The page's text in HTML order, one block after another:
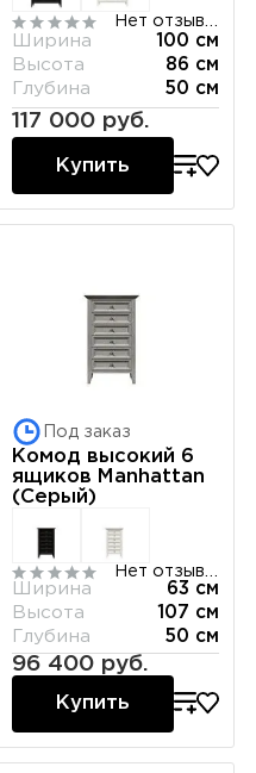
Ширина
100 см
Высота
86 см
Глубина
50 см
117 000 руб.
Купить
Под заказ
Комод высокий 6
ящиков Manhattan
(Серый)
Ширина
63 см
Высота
107 см
Глубина
50 см
96 400 руб.
Купить